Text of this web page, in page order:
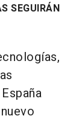
SEGUIRÁN